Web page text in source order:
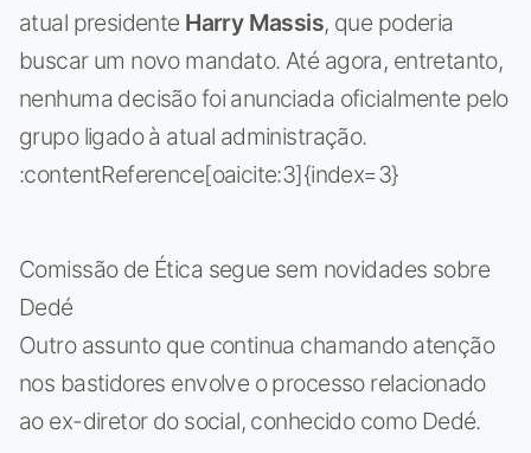
atual presidente Harry Massis, que poderia
buscar um novo mandato. Até agora, entretanto,
nenhuma decisão foi anunciada oficialmente pelo
grupo ligado à atual administração.
:contentReference[oaicite:3]{index=3}
Comissão de Ética segue sem novidades sobre
Dedé
Outro assunto que continua chamando atenção
nos bastidores envolve o processo relacionado
ao ex-diretor do social, conhecido como Dedé.